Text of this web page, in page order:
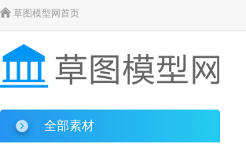
 草图模型网首页
全部素材